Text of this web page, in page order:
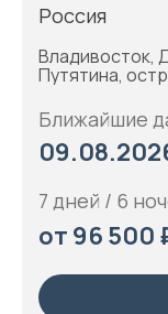
Россия
Владивосток,
Путятина,
Ближайшие
7 дней / 6
от 96 500